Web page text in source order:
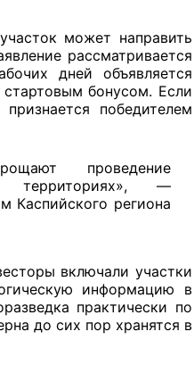
может направить
рассматривается
дней объявляется
стартовым бонусом. Если
победителем
проведение
территориях», —
Каспийского региона
включали участки
информацию в
практически по
до сих пор хранятся в